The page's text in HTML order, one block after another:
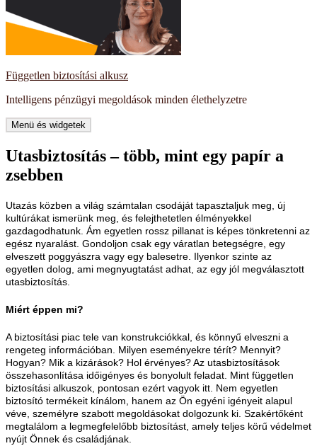
Független biztosítási alkusz
Intelligens pénzügyi megoldások minden élethelyzetre
Menü és widgetek
Utasbiztosítás – több, mint egy papír a
zsebben
Utazás közben a világ számtalan csodáját tapasztaljuk meg, új
kultúrákat ismerünk meg, és felejthetetlen élményekkel
gazdagodhatunk. Ám egyetlen rossz pillanat is képes tönkretenni az
egész nyaralást. Gondoljon csak egy váratlan betegségre, egy
elveszett poggyászra vagy egy balesetre. Ilyenkor szinte az
egyetlen dolog, ami megnyugtatást adhat, az egy jól megválasztott
utasbiztosítás.
Miért éppen mi?
A biztosítási piac tele van konstrukciókkal, és könnyű elveszni a
rengeteg információban. Milyen eseményekre térít? Mennyit?
Hogyan? Mik a kizárások? Hol érvényes? Az utasbiztosítások
összehasonlítása időigényes és bonyolult feladat. Mint független
biztosítási alkuszok, pontosan ezért vagyok itt. Nem egyetlen
biztosító termékeit kínálom, hanem az Ön egyéni igényeit alapul
véve, személyre szabott megoldásokat dolgozunk ki. Szakértőként
megtalálom a legmegfelelőbb biztosítást, amely teljes körű védelmet
nyújt Önnek és családjának.